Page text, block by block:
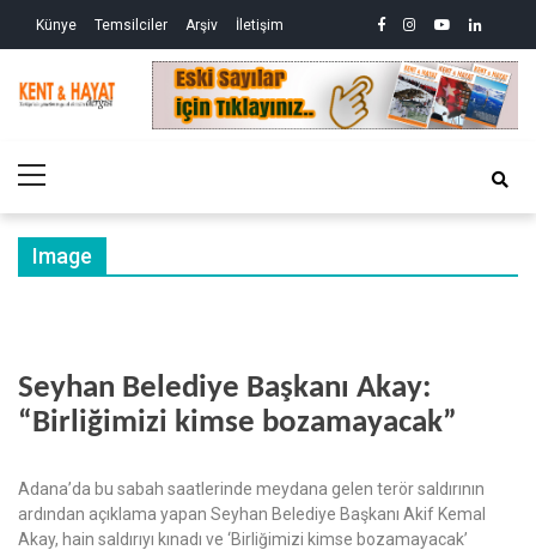
Künye Temsilciler Arşiv İletişim facebook
instagram
youtubelinkedin
ve
Kent&Hayat
Yönetim ve Genel Aktüalite Dergisi
Menu
Image
Seyhan Belediye Başkanı Akay:
“Birliğimizi kimse bozamayacak”
Adana’da bu sabah saatlerinde meydana gelen terör saldırının
ardından açıklama yapan Seyhan Belediye Başkanı Akif Kemal
Akay, hain saldırıyı kınadı ve ‘Birliğimizi kimse bozamayacak’